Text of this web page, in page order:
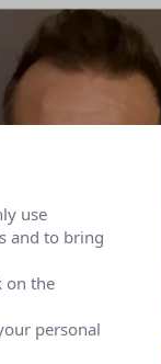
use
and to bring
on the
personal